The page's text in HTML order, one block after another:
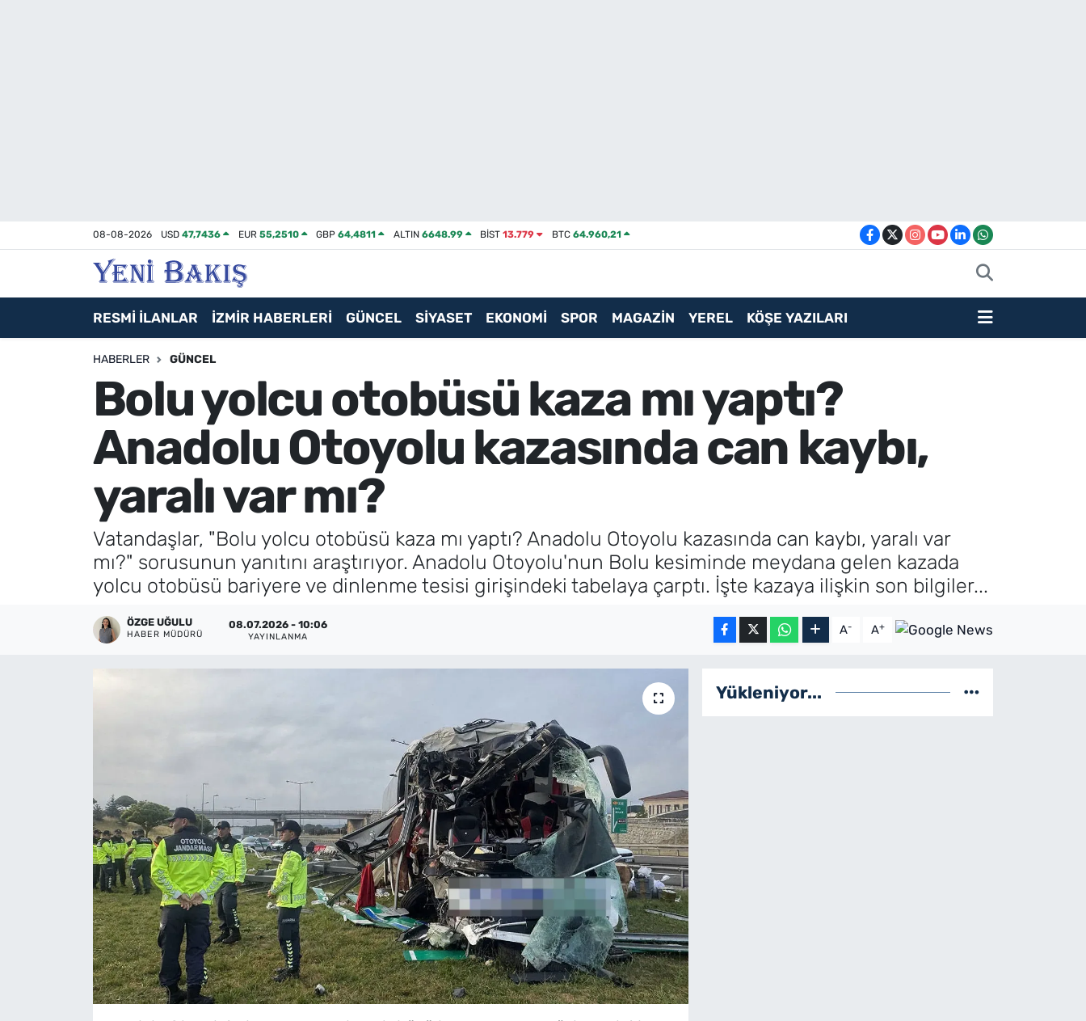
08-08-2026 USD47,7436 EUR 55,2510 GBP64,4811 ALTIN 6648.99 BİST13.779 BTC 64.960,21
RESMİ İLANLAR İZMİR HABERLERİ GÜNCEL SİYASET EKONOMİ SPOR MAGAZİN YEREL KÖŞE YAZILARI
HABERLER GÜNCEL
Bolu yolcu otobüsü kaza mı yaptı?
Anadolu Otoyolu kazasında can kaybı,
yaralı var mı?
Vatandaşlar, "Bolu yolcu otobüsü kaza mı yaptı? Anadolu Otoyolu kazasında can kaybı, yaralı var
mı?" sorusunun yanıtını araştırıyor. Anadolu Otoyolu'nun Bolu kesiminde meydana gelen kazada
yolcu otobüsü bariyere ve dinlenme tesisi girişindeki tabelaya çarptı. İşte kazaya ilişkin son bilgiler...
ÖZGE UĞULU
HABER MÜDÜRÜ
08.07.2026 - 10:06
YAYINLANMA A- A+
Yükleniyor...
Asayiş / Polis-Adliye
Magazin